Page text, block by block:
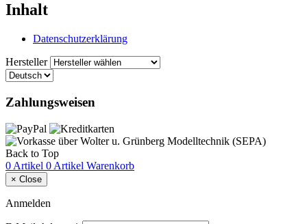
Inhalt
Datenschutzerklärung
Hersteller
Zahlungsweisen
Back to Top
0 Artikel 0 Artikel Warenkorb
× Close
Anmelden